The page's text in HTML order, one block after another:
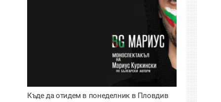
Къде да отидем в понеделник в Пловдив